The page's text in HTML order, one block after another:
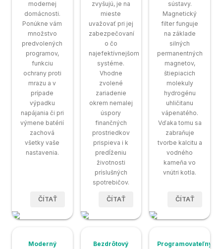
modernej
domácnosti.
Ponúkne vám
množstvo
predvolených
programov,
funkciu
ochrany proti
mrazu a v
prípade
výpadku
napájania či pri
výmene batérií
zachová
všetky vaše
nastavenia.
ČÍTAŤ
zvyšujú, je na
mieste
uvažovať pri jej
zabezpečovaní
o čo
najefektívnejšom
systéme.
Vhodne
zvolené
zariadenie
okrem nemalej
úspory
finančných
prostriedkov
prispieva i k
predĺženiu
životnosti
príslušných
spotrebičov.
ČÍTAŤ
sústavy.
Magnetický
filter funguje
na základe
silných
permanentných
magnetov,
štiepiacich
molekuly
hydrogénu
uhličitanu
vápenatého.
Vďaka tomu sa
zabraňuje
tvorbe kalcitu a
vodného
kameňa vo
vnútri kotla.
ČÍTAŤ
Moderný
Bezdrôtový
Programovateľný